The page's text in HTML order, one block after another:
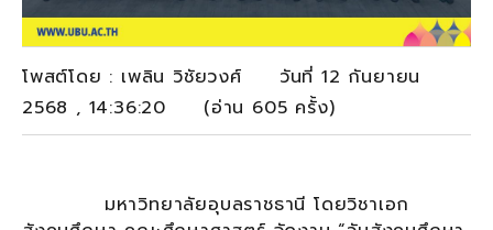
โพสต์โดย : เพลิน วิชัยวงศ์ วันที่ 12 กันยายน
2568 , 14:36:20 (อ่าน 605 ครั้ง)
มหาวิทยาลัยอุบลราชธานี โดยวิชาเอก